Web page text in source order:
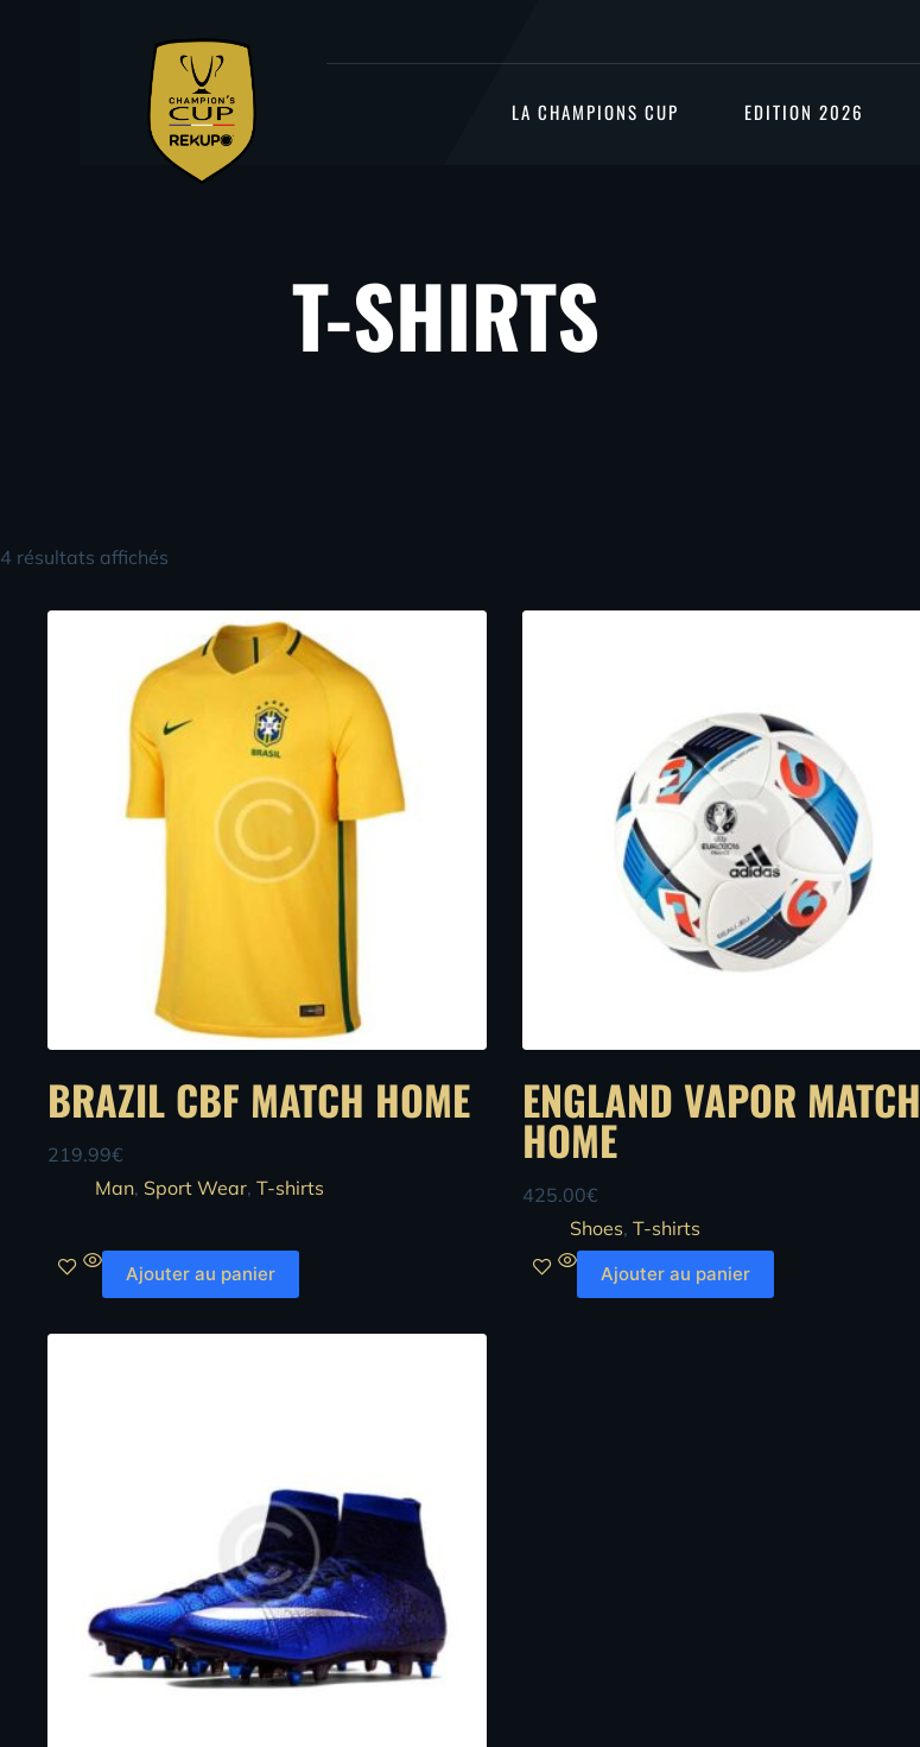
LA CHAMPIONS CUP EDITION 2026
T-SHIRTS
4 résultats affichés
BRAZIL CBF MATCH HOME
219.99€
Man, Sport Wear, T-shirts
Ajouter au panier
ENGLAND VAPOR MATCH
HOME
425.00€
Shoes, T-shirts
Ajouter au panier